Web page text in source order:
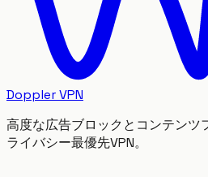
Doppler VPN
高度な広告ブロックとコンテンツ
ライバシー最優先VPN。